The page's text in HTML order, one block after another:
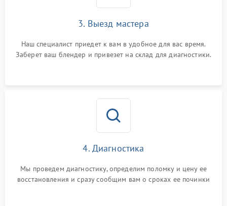
3. Выезд мастера
Наш специалист приедет к вам в удобное для вас время.
Заберет ваш блендер и привезет на склад для диагностики.
4. Диагностика
Мы проведем диагностику, определим поломку и цену ее
восстановления и сразу сообщим вам о сроках ее починки